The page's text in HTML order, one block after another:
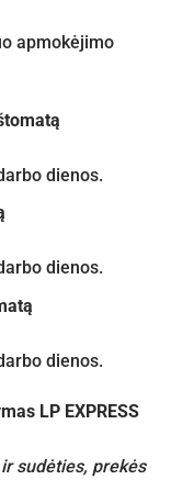
apmokėjimo
dienos.
dienos.
dienos.
LP EXPRESS
sudėties, prekės